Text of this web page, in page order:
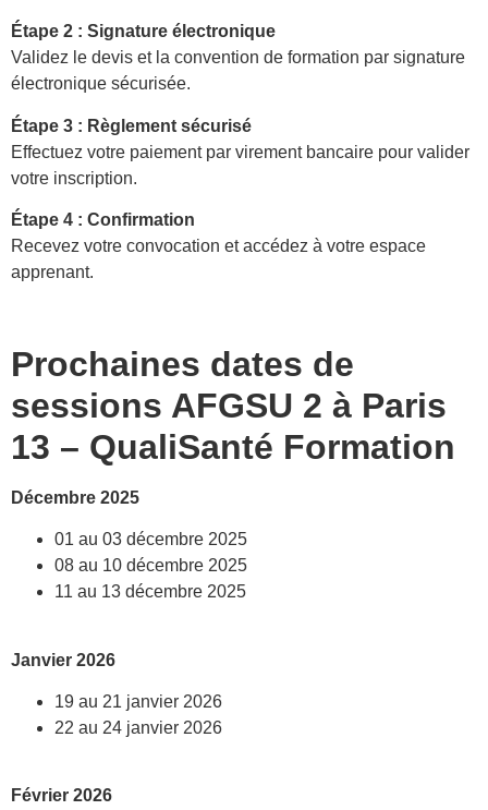
Étape 2 : Signature électronique
Validez le devis et la convention de formation par signature
électronique sécurisée.
Étape 3 : Règlement sécurisé
Effectuez votre paiement par virement bancaire pour valider
votre inscription.
Étape 4 : Confirmation
Recevez votre convocation et accédez à votre espace
apprenant.
Prochaines dates de
sessions AFGSU 2 à Paris
13 – QualiSanté Formation
Décembre 2025
01 au 03 décembre 2025
08 au 10 décembre 2025
11 au 13 décembre 2025
Janvier 2026
19 au 21 janvier 2026
22 au 24 janvier 2026
Février 2026